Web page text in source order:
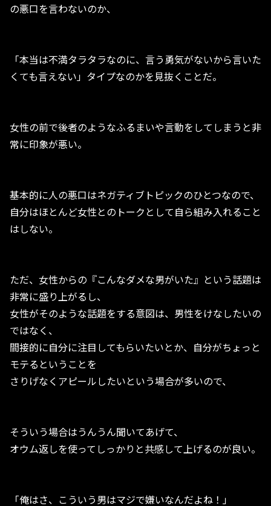
の悪口を言わないのか、
「本当は不満タラタラなのに、言う勇気がないから言いた
くても言えない」タイプなのかを見抜くことだ。
女性の前で後者のようなふるまいや言動をしてしまうと非
常に印象が悪い。
基本的に人の悪口はネガティブトピックのひとつなので、
自分はほとんど女性とのトークとして自ら組み入れること
はしない。
ただ、女性からの『こんなダメな男がいた』という話題は
非常に盛り上がるし、
女性がそのような話題をする意図は、男性をけなしたいの
ではなく、
間接的に自分に注目してもらいたいとか、自分がちょっと
モテるということを
さりげなくアピールしたいという場合が多いので、
そういう場合はうんうん聞いてあげて、
オウム返しを使ってしっかりと共感して上げるのが良い。
「俺はさ、こういう男はマジで嫌いなんだよね！」